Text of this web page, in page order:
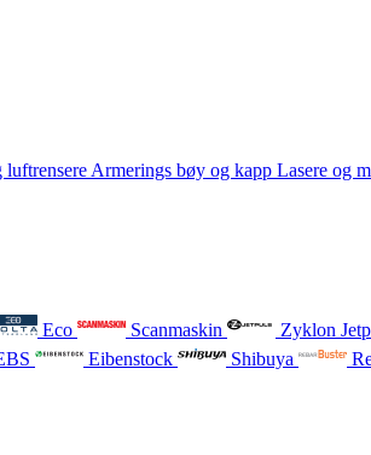
luftrensere Armerings bøy og kapp Lasere og
Eco Scanmaskin Zyklon
Eibenstock Shibuya